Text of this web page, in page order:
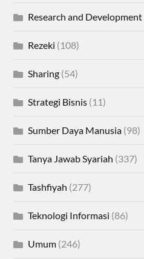
Research and Development
Rezeki (108)
Sharing (54)
Strategi Bisnis (11)
Sumber Daya Manusia (98)
Tanya Jawab Syariah (337)
Tashfiyah (277)
Teknologi Informasi (86)
Umum (246)